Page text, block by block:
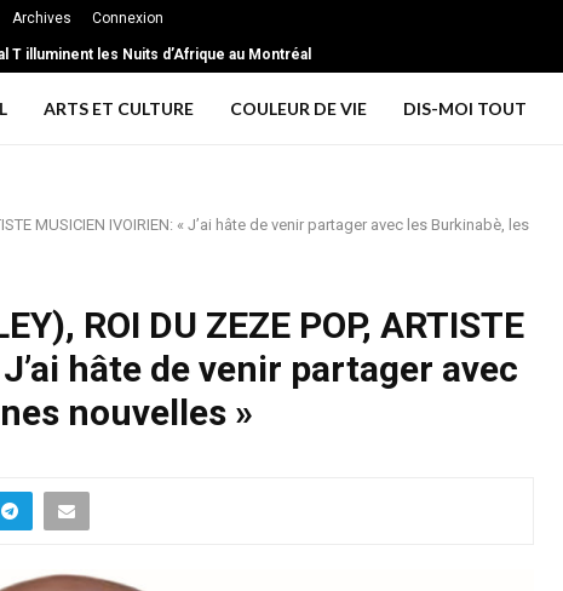
Archives Connexion
T illuminent les Nuits d’Afrique au Montréal
extrême … les signes d’une relation toxique
ARTS ET CULTURE COULEUR DE VIE DIS-MOI TOUT
MUSICIEN IVOIRIEN: « J’ai hâte de venir partager avec les Burkinabè, les
ROI DU ZEZE POP, ARTISTE
J’ai hâte de venir partager avec
nouvelles »